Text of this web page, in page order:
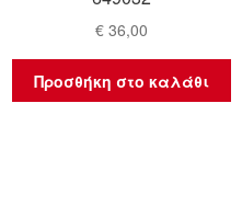
€36,00
Προσθήκη στο καλάθι